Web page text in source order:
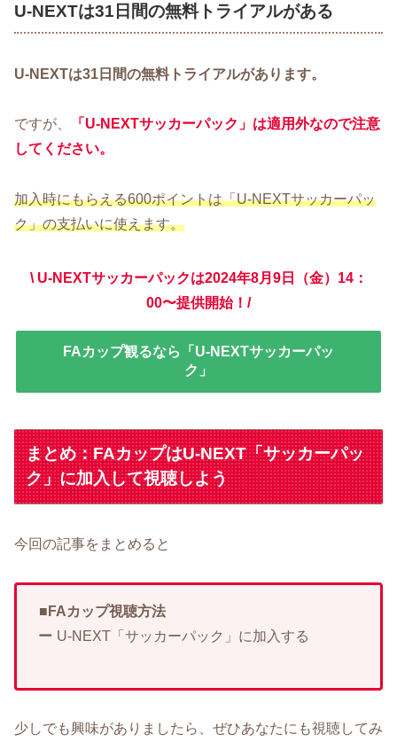
U-NEXTは31日間の無料トライアルがある
U-NEXTは31日間の無料トライアルがあります。
ですが、
「U-NEXTサッカーパック」は適用外なので注意
してください。
加入時にもらえる600ポイントは「U-NEXTサッカーパッ
ク」の支払いに使えます。
\ U-NEXTサッカーパックは2024年8月9日（金）14：
00〜提供開始！/
FAカップ観るなら「U-NEXTサッカーパッ
ク」
まとめ：FAカップはU-NEXT「サッカーパッ
ク」に加入して視聴しよう
今回の記事をまとめると
■FAカップ視聴方法
ー U-NEXT「サッカーパック」に加入する
少しでも興味がありましたら、ぜひあなたにも視聴してみ